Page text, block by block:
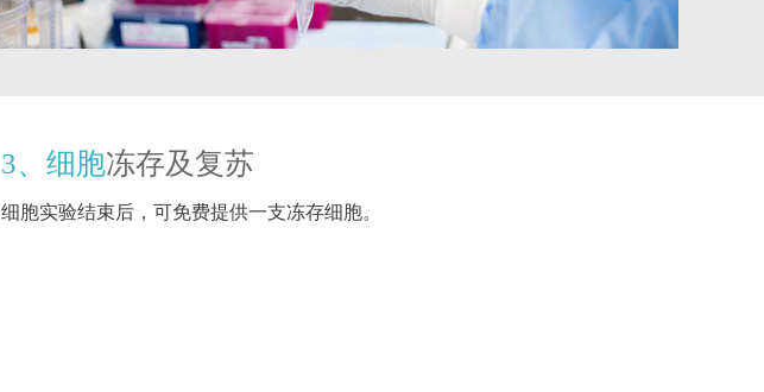
3、细胞冻存及复苏
细胞实验结束后，可免费提供一支冻存细胞。